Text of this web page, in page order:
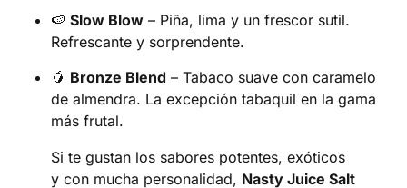
🍉 Slow Blow – Piña, lima y un frescor sutil.
Refrescante y sorprendente.
🥭 Bronze Blend – Tabaco suave con caramelo
de almendra. La excepción tabaquil en la gama
más frutal.
Si te gustan los sabores potentes, exóticos
y con mucha personalidad, Nasty Juice Salt